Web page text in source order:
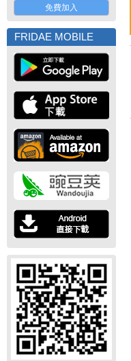
免費加入
FRIDAE MOBILE